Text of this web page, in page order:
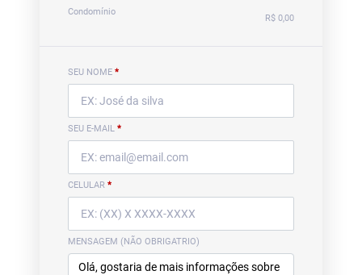
Condomínio
R$ 0,00
SEU NOME *
SEU E-MAIL *
CELULAR *
MENSAGEM (NÃO OBRIGATRIO)